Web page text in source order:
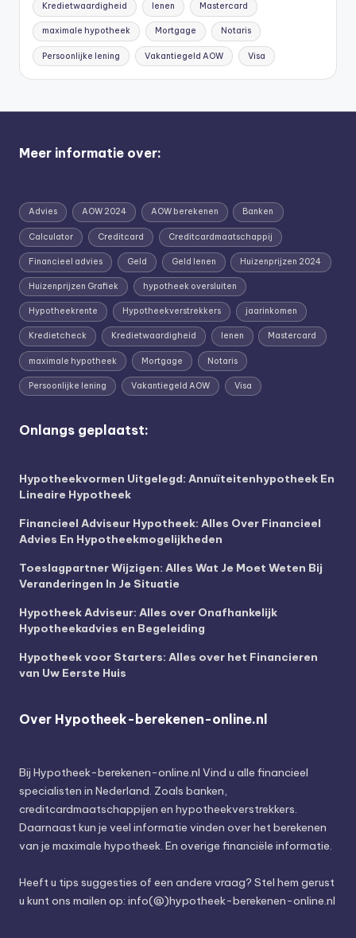
Kredietwaardigheid lenen Mastercard
maximale hypotheek Mortgage Notaris
Persoonlijke lening Vakantiegeld AOW Visa
Meer informatie over:
Advies AOW 2024 AOW berekenen Banken
Calculator Creditcard Creditcardmaatschappij
Financieel advies Geld Geld lenen Huizenprijzen 2024
Huizenprijzen Grafiek hypotheek oversluiten
Hypotheekrente Hypotheekverstrekkers jaarinkomen
Kredietcheck Kredietwaardigheid lenen Mastercard
maximale hypotheek Mortgage Notaris
Persoonlijke lening Vakantiegeld AOW Visa
Onlangs geplaatst:
Hypotheekvormen Uitgelegd: Annuïteitenhypotheek En
Lineaire Hypotheek
Financieel Adviseur Hypotheek: Alles Over Financieel
Advies En Hypotheekmogelijkheden
Toeslagpartner Wijzigen: Alles Wat Je Moet Weten Bij
Veranderingen In Je Situatie
Hypotheek Adviseur: Alles over Onafhankelijk
Hypotheekadvies en Begeleiding
Hypotheek voor Starters: Alles over het Financieren
van Uw Eerste Huis
Over Hypotheek-berekenen-online.nl
Bij Hypotheek-berekenen-online.nl Vind u alle financieel
specialisten in Nederland. Zoals banken,
creditcardmaatschappijen en hypotheekverstrekkers.
Daarnaast kun je veel informatie vinden over het berekenen
van je maximale hypotheek. En overige financiële informatie.
Heeft u tips suggesties of een andere vraag? Stel hem gerust
u kunt ons mailen op: info(@)hypotheek-berekenen-online.nl